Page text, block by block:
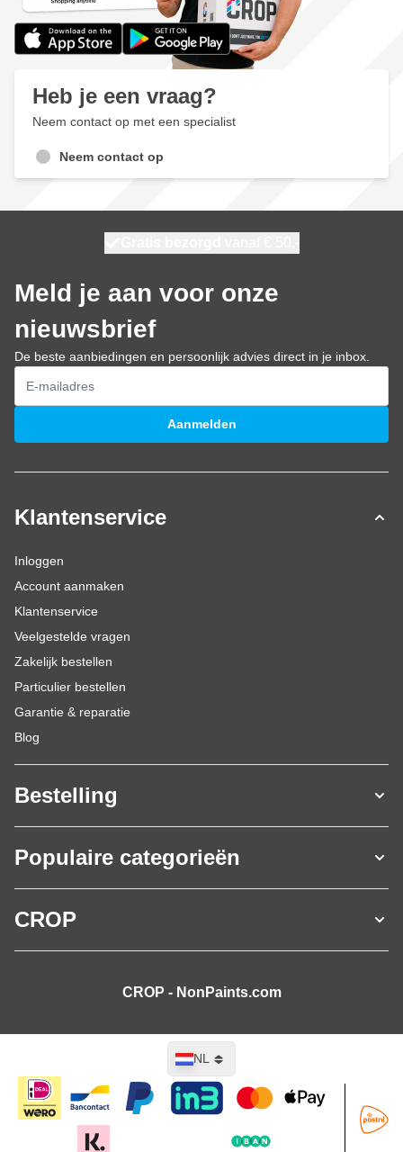
Heb je een vraag?
Neem contact op met een specialist
Neem contact op
Meld je aan voor onze
nieuwsbrief
De beste aanbiedingen en persoonlijk advies direct in je inbox.
E-mailadres
Aanmelden
Klantenservice
Inloggen
Account aanmaken
Klantenservice
Veelgestelde vragen
Zakelijk bestellen
Particulier bestellen
Garantie & reparatie
Blog
Bestelling
Populaire categorieën
CROP
CROP - NonPaints.com
NL